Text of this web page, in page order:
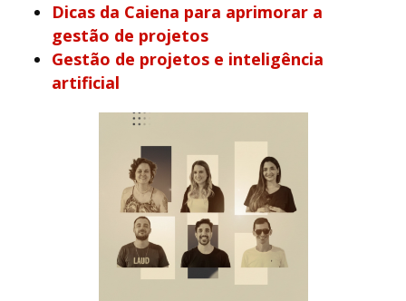
Dicas da Caiena para aprimorar a
gestão de projetos
Gestão de projetos e inteligência
artificial